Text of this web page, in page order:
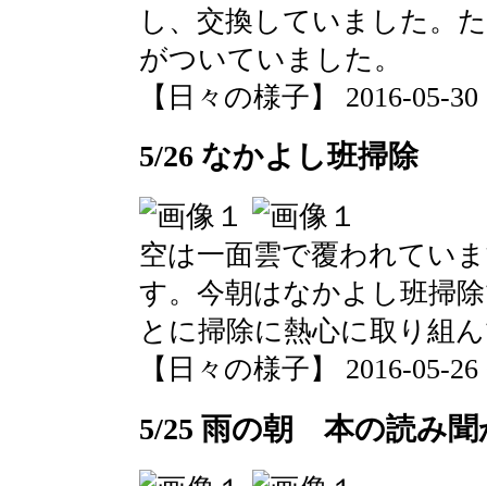
し、交換していました。
がついていました。
【日々の様子】 2016-05-
5/26 なかよし班掃除
空は一面雲で覆われてい
す。今朝はなかよし班掃
とに掃除に熱心に取り組
【日々の様子】 2016-05-
5/25 雨の朝 本の読み聞